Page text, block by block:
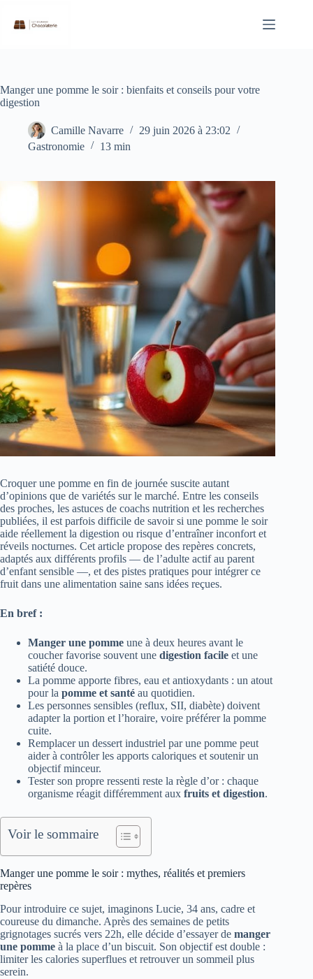
contenu
Manger une pomme le soir : bienfaits et conseils pour votre
digestion
Camille Navarre
29 juin 2026 à 23:02
Gastronomie
13 min
Croquer une pomme en fin de journée suscite autant
d’opinions que de variétés sur le marché. Entre les conseils
des proches, les astuces de coachs nutrition et les recherches
publiées, il est parfois difficile de savoir si une pomme le soir
aide réellement la digestion ou risque d’entraîner inconfort et
réveils nocturnes. Cet article propose des repères concrets,
adaptés aux différents profils — de l’adulte actif au parent
d’enfant sensible —, et des pistes pratiques pour intégrer ce
fruit dans une alimentation saine sans idées reçues.
En bref :
Manger une pomme une à deux heures avant le
coucher favorise souvent une digestion facile et une
satiété douce.
La pomme apporte fibres, eau et antioxydants : un atout
pour la pomme et santé au quotidien.
Les personnes sensibles (reflux, SII, diabète) doivent
adapter la portion et l’horaire, voire préférer la pomme
cuite.
Remplacer un dessert industriel par une pomme peut
aider à contrôler les apports caloriques et soutenir un
objectif minceur.
Tester son propre ressenti reste la règle d’or : chaque
organisme réagit différemment aux fruits et digestion.
Voir le sommaire
Manger une pomme le soir : mythes, réalités et premiers
repères
Pour introduire ce sujet, imaginons Lucie, 34 ans, cadre et
coureuse du dimanche. Après des semaines de petits
grignotages sucrés vers 22h, elle décide d’essayer de manger
une pomme à la place d’un biscuit. Son objectif est double :
limiter les calories superflues et retrouver un sommeil plus
serein.